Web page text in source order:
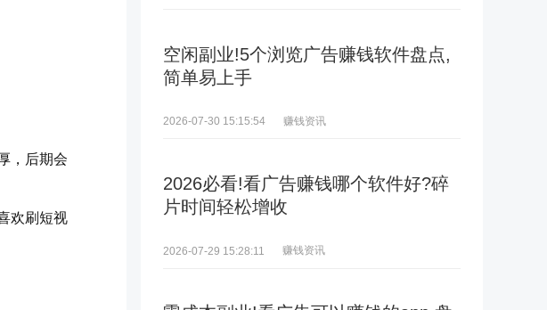
，后期会
欢刷短视
空闲副业!5个浏览广告赚钱软件盘点,
简单易上手
2026-07-30 15:15:54 赚钱资讯
2026必看!看广告赚钱哪个软件好?碎
片时间轻松增收
2026-07-29 15:28:11 赚钱资讯